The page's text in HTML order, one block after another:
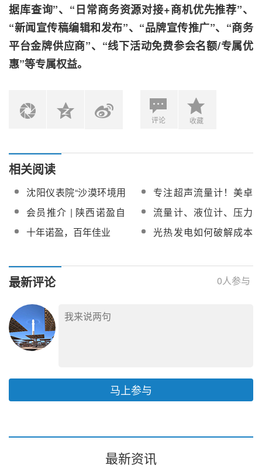
据库查询”、“日常商务资源对接+商机优先推荐”、
“新闻宣传稿编辑和发布”、“品牌宣传推广”、“商务
平台金牌供应商”、“线下活动免费参会名额/专属优
惠”等专属权益。
评论 收藏
相关阅读
沈阳仪表院“沙漠环境用
光热定日镜清洗机器人”
项目入选辽宁省首台(套)
重大技术装备推广应用
专注超声流量计！美卓
伦仪表邀您共聚
CPC2025第十二届光热
大会
会员推介 | 陕西诺盈自
动化仪表有限公司
流量计、液位计、压力
变送器等专业制造商诺
盈自动化加入
十年诺盈，百年佳业
光热发电如何破解成本
最新评论 0人参与
马上参与
最新资讯